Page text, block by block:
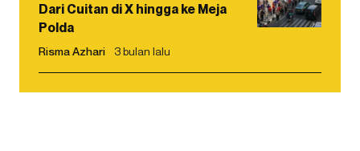
Dari Cuitan di X hingga ke Meja
Polda
Risma Azhari 3 bulan lalu